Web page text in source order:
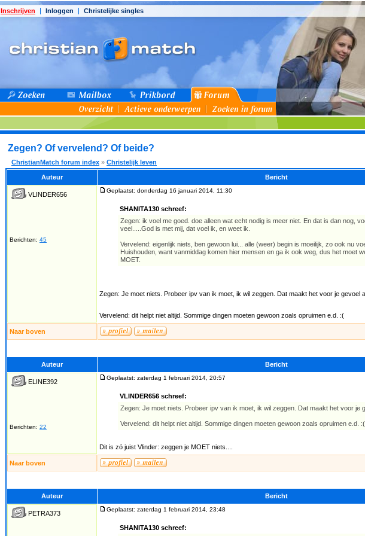
Inschrijven Inloggen Christelijke singles
Zegen? Of vervelend? Of beide?
ChristianMatch forum index » Christelijk leven
Auteur Bericht
VLINDER656
Berichten: 45
Geplaatst: donderdag 16 januari 2014, 11:30
SHANITA130 schreef:
Zegen: ik voel me goed. doe alleen wat echt nodig is meer niet. En dat is dan nog,
veel.....God is met mij, dat voel ik, en weet ik.
Vervelend: eigenlijk niets, ben gewoon lui... alle (weer) begin is moeilijk, zo ook nu
Huishouden, want vanmiddag komen hier mensen en ga ik ook weg, dus het moet
MOET.
Zegen: Je moet niets. Probeer ipv van ik moet, ik wil zeggen. Dat maakt het voor je gevoel
Vervelend: dit helpt niet altijd. Sommige dingen moeten gewoon zoals opruimen e.d. :(
Naar boven
Auteur Bericht
ELINE392
Berichten: 22
Geplaatst: zaterdag 1 februari 2014, 20:57
VLINDER656 schreef:
Zegen: Je moet niets. Probeer ipv van ik moet, ik wil zeggen. Dat maakt het voor je
Vervelend: dit helpt niet altijd. Sommige dingen moeten gewoon zoals opruimen e.d. :(
Dit is zó juist Vlinder: zeggen je MOET niets....
Naar boven
Auteur Bericht
PETRA373
Geplaatst: zaterdag 1 februari 2014, 23:48
SHANITA130 schreef: